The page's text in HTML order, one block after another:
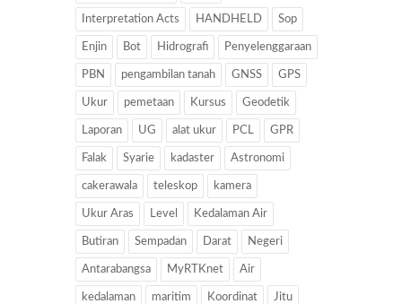
Interpretation Acts HANDHELD Sop
Enjin Bot Hidrografi Penyelenggaraan
PBN pengambilan tanah GNSS GPS
Ukur pemetaan Kursus Geodetik
Laporan UG alat ukur PCL GPR
Falak Syarie kadaster Astronomi
cakerawala teleskop kamera
Ukur Aras Level Kedalaman Air
Butiran Sempadan Darat Negeri
Antarabangsa MyRTKnet Air
kedalaman maritim Koordinat Jitu